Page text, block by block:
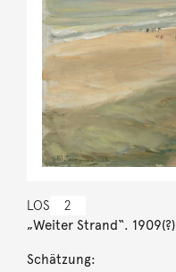
LOS 2
„Weiter Strand“. 1909(?)
Schätzung: